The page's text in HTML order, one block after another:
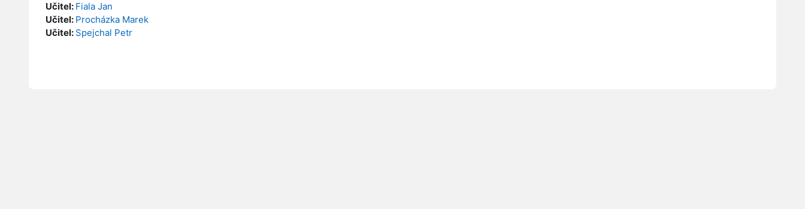
Učitel: Fiala Jan
Učitel: Procházka Marek
Učitel: Spejchal Petr